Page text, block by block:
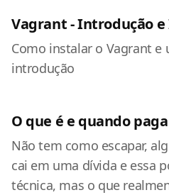
Vagrant - Introdução
Como instalar o Vagrant e
introdução
O que é e quando
Não tem como escapar,
cai em uma dívida e essa
técnica, mas o que